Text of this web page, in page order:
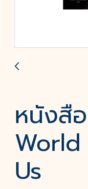
หนังสื
Us